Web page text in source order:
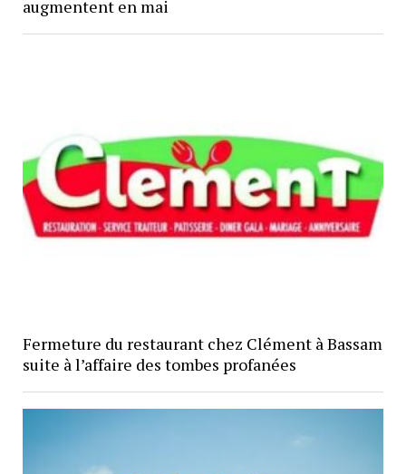
augmentent en mai
Fermeture du restaurant chez Clément à Bassam
suite à l’affaire des tombes profanées